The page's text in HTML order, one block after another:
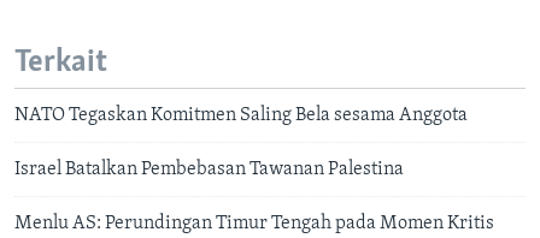
Terkait
NATO Tegaskan Komitmen Saling Bela sesama Anggota
Israel Batalkan Pembebasan Tawanan Palestina
Menlu AS: Perundingan Timur Tengah pada Momen Kritis